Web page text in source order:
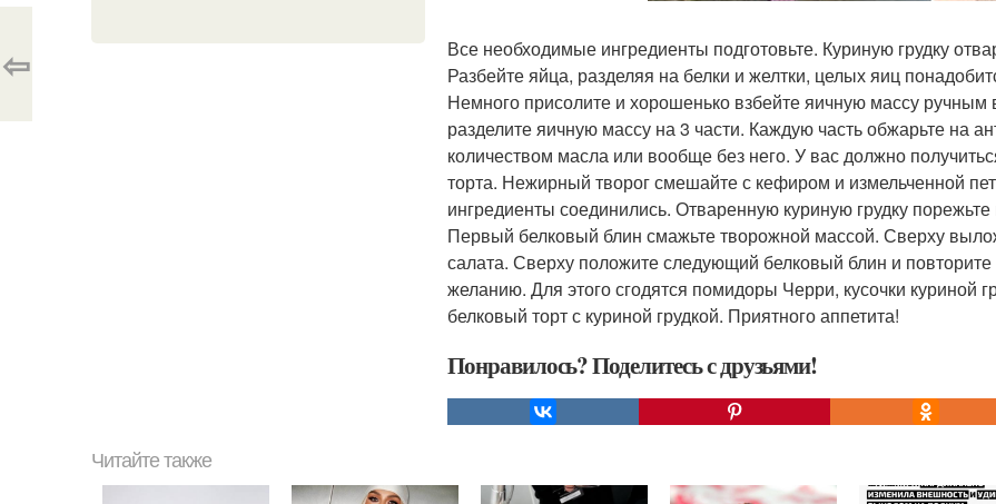
Все необходимые ингредиенты подготовьте. Куриную грудку
Разбейте яйца, разделяя на белки и желтки, целых яиц
Немного присолите и хорошенько взбейте яичную массу
разделите яичную массу на 3 части. Каждую часть обжарьте на
количеством масла или вообще без него. У вас должно
торта. Нежирный творог смешайте с кефиром и измельченной
ингредиенты соединились. Отваренную куриную грудку
Первый белковый блин смажьте творожной массой. Сверху
салата. Сверху положите следующий белковый блин и повторите
желанию. Для этого сгодятся помидоры Черри, кусочки куриной
белковый торт с куриной грудкой. Приятного аппетита!
Понравилось? Поделитесь с друзьями!
⇦
Читайте также